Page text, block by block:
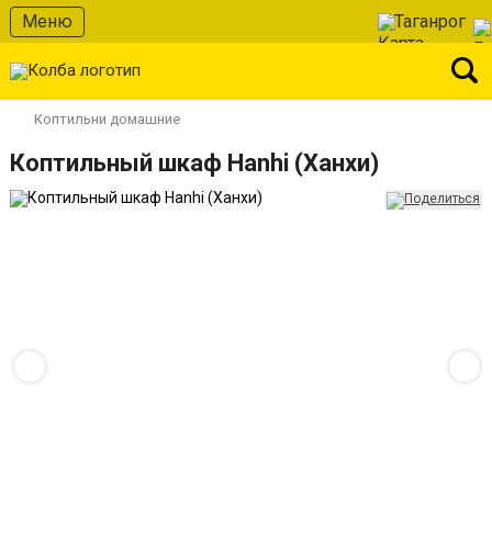
Меню Таганрог
Коптильни домашние
Коптильный шкаф Hanhi (Ханхи)